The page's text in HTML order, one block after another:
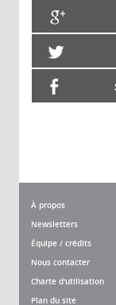
À propos
Newsletters
Équipe / crédits
Nous contacter
Charte d'utilisation
Plan du site